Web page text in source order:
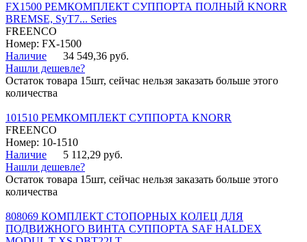
FX1500 РЕМКОМПЛЕКТ СУППОРТА ПОЛНЫЙ KNORR
BREMSE, SyT7... Series
FREENCO
Номер: FX-1500
Наличие
34 549,36 руб.
Нашли дешевле?
Остаток товара 15шт, сейчас нельзя заказать больше этого
количества
101510 РЕМКОМПЛЕКТ СУППОРТА KNORR
FREENCO
Номер: 10-1510
Наличие
5 112,29 руб.
Нашли дешевле?
Остаток товара 15шт, сейчас нельзя заказать больше этого
количества
808069 КОМПЛЕКТ СТОПОРНЫХ КОЛЕЦ ДЛЯ
ПОДВИЖНОГО ВИНТА СУППОРТА SAF HALDEX